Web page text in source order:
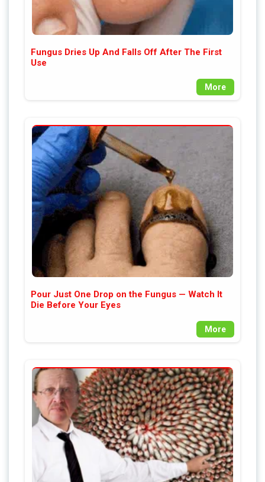
Fungus Dries Up And Falls Off After The First
Use
More
Pour Just One Drop on the Fungus — Watch It
Die Before Your Eyes
More